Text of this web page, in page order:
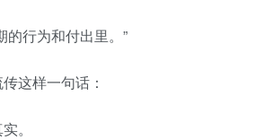
行为和付出里。”
这样一句话：
。